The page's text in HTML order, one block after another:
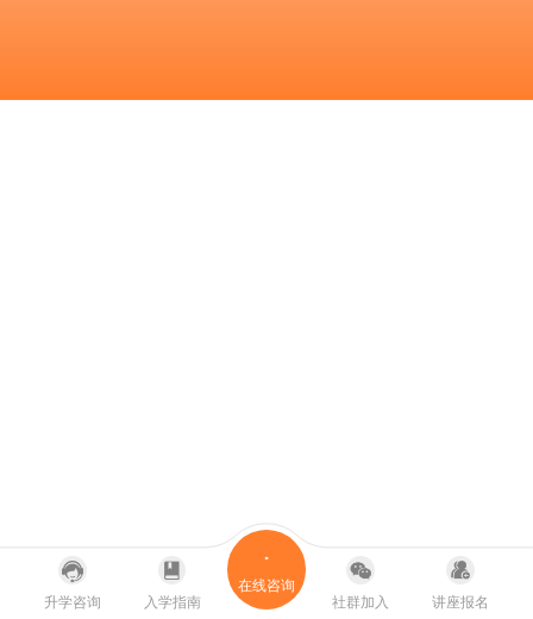
升学咨询 入学指南
在线咨询
社群加入
讲座报名